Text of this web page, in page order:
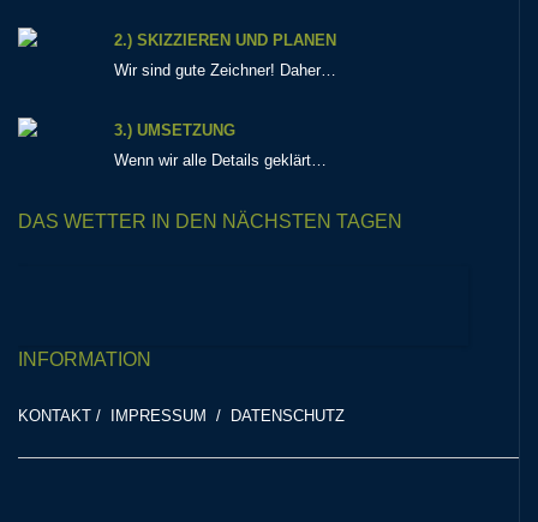
2.) SKIZZIEREN UND PLANEN
Wir sind gute Zeichner! Daher…
3.) UMSETZUNG
Wenn wir alle Details geklärt…
DAS WETTER IN DEN NÄCHSTEN TAGEN
INFORMATION
KONTAKT / IMPRESSUM / DATENSCHUTZ